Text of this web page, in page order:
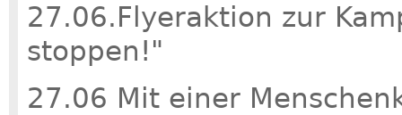
27.06.Flyeraktion zur
stoppen!"
27.06 Mit einer